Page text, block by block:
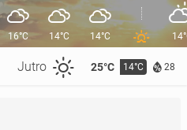
Jutro 25°C 14°C 28
16°C 14°C 14°C